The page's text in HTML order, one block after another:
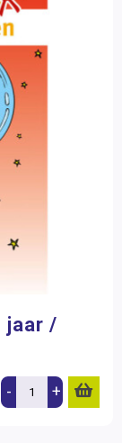
jaar /
- +